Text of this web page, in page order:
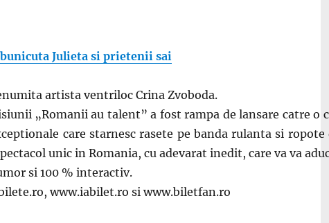
Julieta si prietenii sai
artista ventriloc Crina Zvoboda.
„Romanii au talent” a fost rampa de lansare catre o
care starnesc rasete pe banda rulanta si
unic in Romania, cu adevarat inedit, care va va
si 100 % interactiv.
www.iabilet.ro si www.biletfan.ro